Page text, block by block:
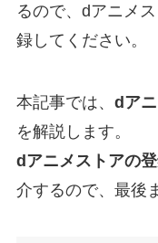
るので、dアニメ
録してください。
本記事では、 dア
を解説します。
dアニメストアの
介するので、最後